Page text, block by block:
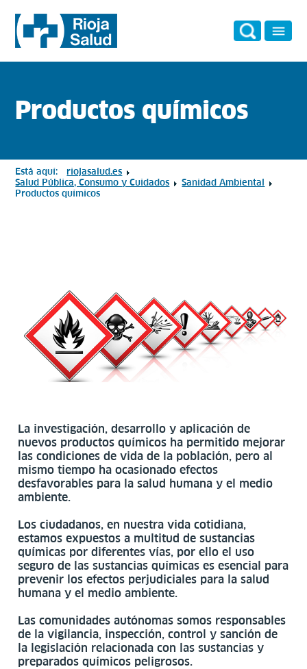
Productos químicos
Está aquí:
riojasalud.es
Salud Pública, Consumo y Cuidados
Sanidad Ambiental
Productos químicos
La investigación, desarrollo y aplicación de
nuevos productos químicos ha permitido mejorar
las condiciones de vida de la población, pero al
mismo tiempo ha ocasionado efectos
desfavorables para la salud humana y el medio
ambiente.
Los ciudadanos, en nuestra vida cotidiana,
estamos expuestos a multitud de sustancias
químicas por diferentes vías, por ello el uso
seguro de las sustancias químicas es esencial para
prevenir los efectos perjudiciales para la salud
humana y el medio ambiente.
Las comunidades autónomas somos responsables
de la vigilancia, inspección, control y sanción de
la legislación relacionada con las sustancias y
preparados químicos peligrosos.